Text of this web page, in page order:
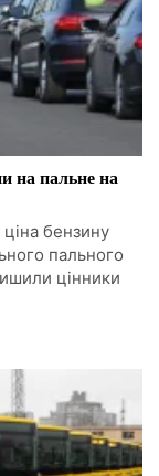
на пальне на
бензину
пального
цінники